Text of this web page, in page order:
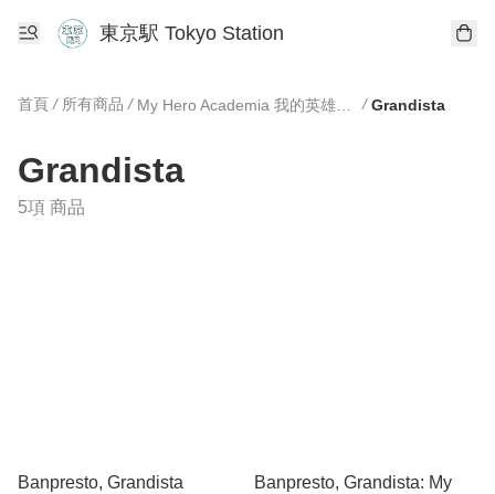
東京駅 Tokyo Station
首頁 / 所有商品 / / Grandista
Grandista
5項 商品
Banpresto, Grandista
Banpresto, Grandista: My